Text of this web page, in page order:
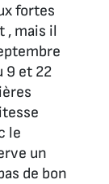
fortes
, mais il
9 et 22
le
un
de bon